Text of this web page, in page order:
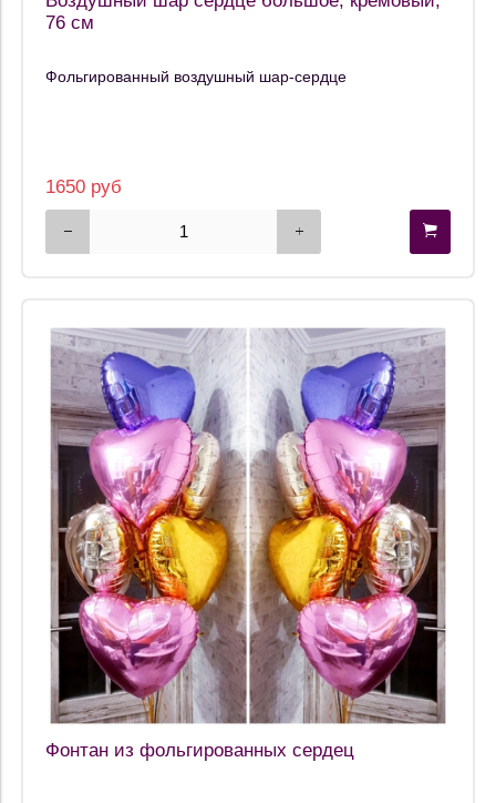
76 см
Фольгированный воздушный шар-сердце
1650 руб
Фонтан из фольгированных сердец